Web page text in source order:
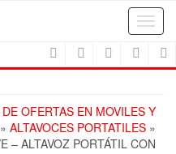
OFERTAS EN MOVILES Y
» ALTAVOCES PORTATILES »
– ALTAVOZ PORTÁTIL CON